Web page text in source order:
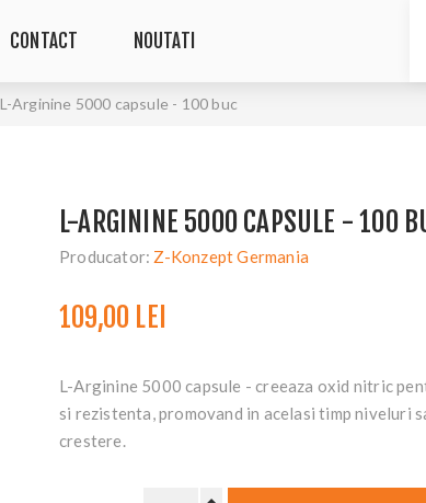
CONTACT NOUTATI
L-Arginine 5000 capsule - 100 buc
L-ARGININE 5000 CAPSULE - 100
Producator: Z-Konzept Germania
109,00 LEI
L-Arginine 5000 capsule - creeaza oxid nitric
si rezistenta, promovand in acelasi timp niveluri
crestere.